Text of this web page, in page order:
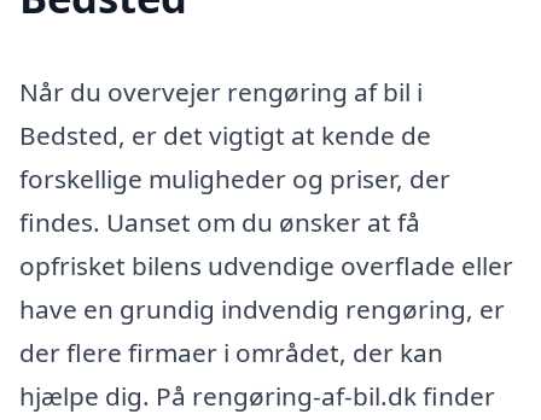
Når du overvejer rengøring af bil i
Bedsted, er det vigtigt at kende de
forskellige muligheder og priser, der
findes. Uanset om du ønsker at få
opfrisket bilens udvendige overflade eller
have en grundig indvendig rengøring, er
der flere firmaer i området, der kan
hjælpe dig. På rengøring-af-bil.dk finder